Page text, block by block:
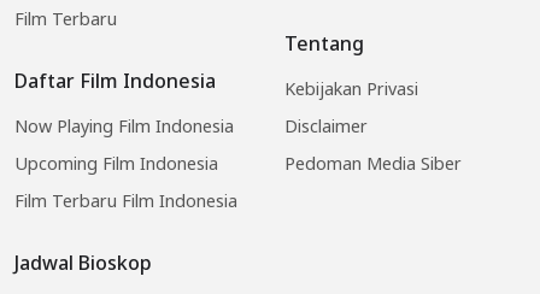
Film Terbaru
Daftar Film Indonesia
Now Playing Film Indonesia
Upcoming Film Indonesia
Film Terbaru Film Indonesia
Jadwal Bioskop
Tentang
Kebijakan Privasi
Disclaimer
Pedoman Media Siber